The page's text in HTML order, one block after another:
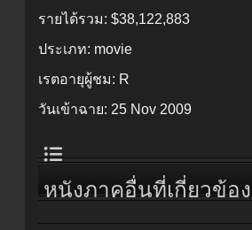
รายได้รวม: $38,122,883
ประเภท: movie
เรตอายุผู้ชม: R
วันเข้าฉาย: 25 Nov 2009
หนังภาคอื่นที่เกี่ยวข้อง